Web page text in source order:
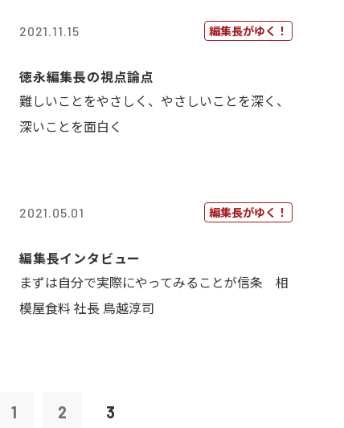
2021.11.15 編集長がゆく！
徳永編集長の視点論点
難しいことをやさしく、やさしいことを深く、
深いことを面白く
2021.05.01 編集長がゆく！
編集長インタビュー
まずは自分で実際にやってみることが信条 相
模屋食料 社長 鳥越淳司
1 2 3